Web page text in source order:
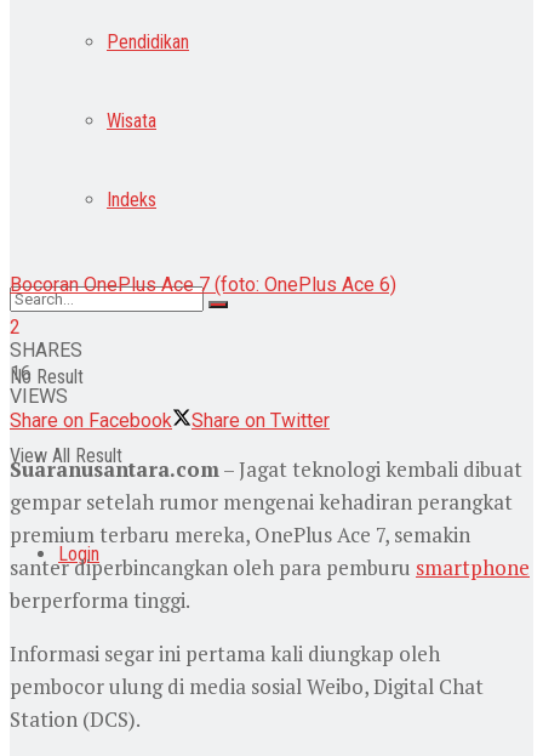
Pendidikan
Wisata
Indeks
No Result
View All Result
Login
Bocoran OnePlus Ace 7 (foto: OnePlus Ace 6)
2
SHARES
16
VIEWS
Share on Facebook
Share on Twitter
Suaranusantara.com– Jagat teknologi kembali dibuat
gempar setelah rumor mengenai kehadiran perangkat
premium terbaru mereka, OnePlus Ace 7, semakin
santer diperbincangkan oleh para pemburu smartphone
berperforma tinggi.
Informasi segar ini pertama kali diungkap oleh
pembocor ulung di media sosial Weibo, Digital Chat
Station (DCS).